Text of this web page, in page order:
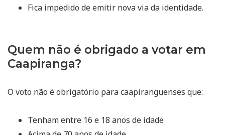
Fica impedido de emitir nova via da identidade.
Quem não é obrigado a votar em
Caapiranga?
O voto não é obrigatório para caapiranguenses que:
Tenham entre 16 e 18 anos de idade